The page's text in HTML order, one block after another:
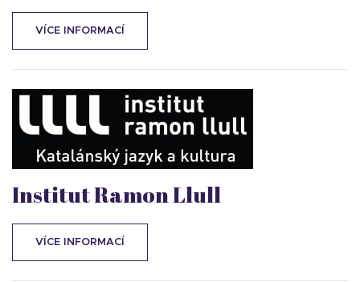
VÍCE INFORMACÍ
Institut Ramon Llull
VÍCE INFORMACÍ